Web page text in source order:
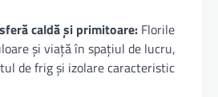
caldă și primitoare: Florile
și viață în spațiul de lucru,
de frig și izolare caracteristic